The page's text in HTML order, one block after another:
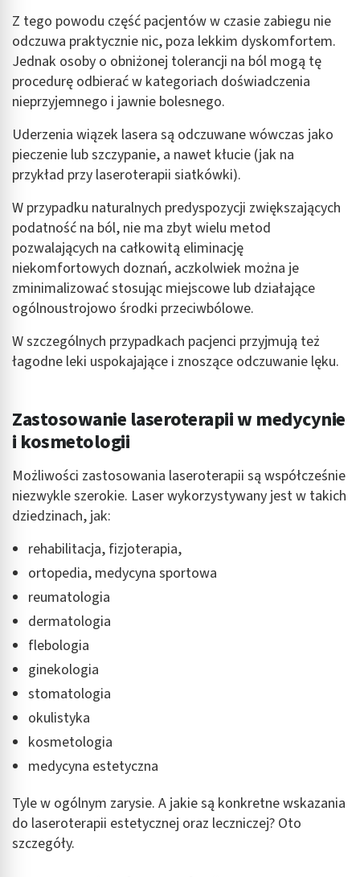
Z tego powodu część pacjentów w czasie zabiegu nie
odczuwa praktycznie nic, poza lekkim dyskomfortem.
Jednak osoby o obniżonej tolerancji na ból mogą tę
procedurę odbierać w kategoriach doświadczenia
nieprzyjemnego i jawnie bolesnego.
Uderzenia wiązek lasera są odczuwane wówczas jako
pieczenie lub szczypanie, a nawet kłucie (jak na
przykład przy laseroterapii siatkówki).
W przypadku naturalnych predyspozycji zwiększających
podatność na ból, nie ma zbyt wielu metod
pozwalających na całkowitą eliminację
niekomfortowych doznań, aczkolwiek można je
zminimalizować stosując miejscowe lub działające
ogólnoustrojowo środki przeciwbólowe.
W szczególnych przypadkach pacjenci przyjmują też
łagodne leki uspokajające i znoszące odczuwanie lęku.
Zastosowanie laseroterapii w medycynie
i kosmetologii
Możliwości zastosowania laseroterapii są współcześnie
niezwykle szerokie. Laser wykorzystywany jest w takich
dziedzinach, jak:
rehabilitacja, fizjoterapia,
ortopedia, medycyna sportowa
reumatologia
dermatologia
flebologia
ginekologia
stomatologia
okulistyka
kosmetologia
medycyna estetyczna
Tyle w ogólnym zarysie. A jakie są konkretne wskazania
do laseroterapii estetycznej oraz leczniczej? Oto
szczegóły.